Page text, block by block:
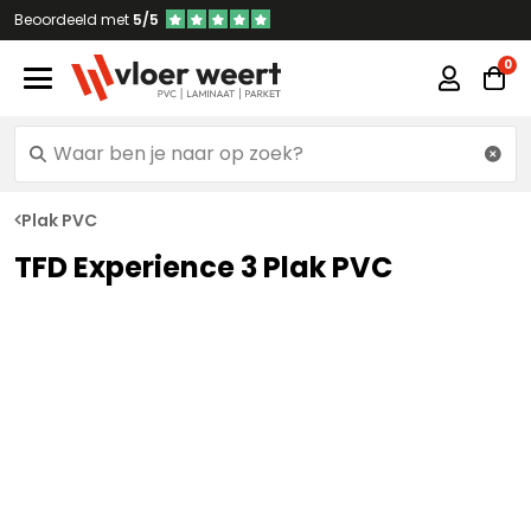
Beoordeeld met 5/5
Plak PVC
TFD Experience 3 Plak PVC